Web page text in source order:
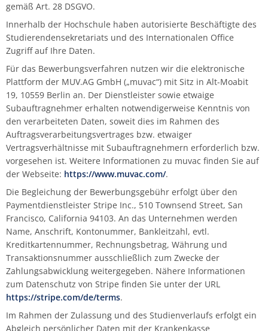
gemäß Art. 28 DSGVO.
Innerhalb der Hochschule haben autorisierte Beschäftigte des
Studierendensekretariats und des Internationalen Office
Zugriff auf Ihre Daten.
Für das Bewerbungsverfahren nutzen wir die elektronische
Plattform der MUV.AG GmbH („muvac“) mit Sitz in Alt-Moabit
19, 10559 Berlin an. Der Dienstleister sowie etwaige
Subauftragnehmer erhalten notwendigerweise Kenntnis von
den verarbeiteten Daten, soweit dies im Rahmen des
Auftragsverarbeitungsvertrages bzw. etwaiger
Vertragsverhältnisse mit Subauftragnehmern erforderlich bzw.
vorgesehen ist. Weitere Informationen zu muvac finden Sie auf
der Webseite: https://www.muvac.com/.
Die Begleichung der Bewerbungsgebühr erfolgt über den
Paymentdienstleister Stripe Inc., 510 Townsend Street, San
Francisco, California 94103. An das Unternehmen werden
Name, Anschrift, Kontonummer, Bankleitzahl, evtl.
Kreditkartennummer, Rechnungsbetrag, Währung und
Transaktionsnummer ausschließlich zum Zwecke der
Zahlungsabwicklung weitergegeben. Nähere Informationen
zum Datenschutz von Stripe finden Sie unter der URL
https://stripe.com/de/terms.
Im Rahmen der Zulassung und des Studienverlaufs erfolgt ein
Abgleich persönlicher Daten mit der Krankenkasse